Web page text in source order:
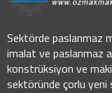
Sektörde paslanmaz
imalat ve paslanmaz
konstrüksiyon ve
sektöründe çorlu